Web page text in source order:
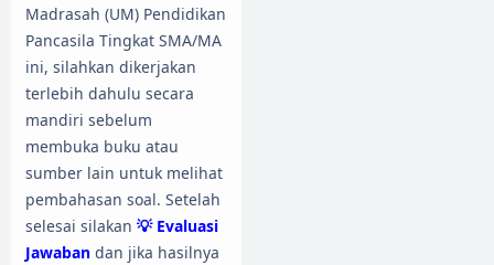
Madrasah (UM) Pendidikan
Pancasila Tingkat SMA/MA
ini, silahkan dikerjakan
terlebih dahulu secara
mandiri sebelum
membuka buku atau
sumber lain untuk melihat
pembahasan soal. Setelah
selesai silakan 💡 Evaluasi
Jawaban dan jika hasilnya